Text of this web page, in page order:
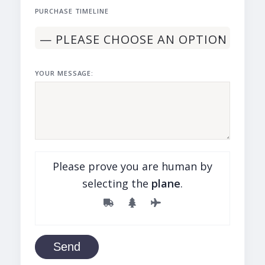
PURCHASE TIMELINE
YOUR MESSAGE:
Please prove you are human by
selecting the plane.
Send